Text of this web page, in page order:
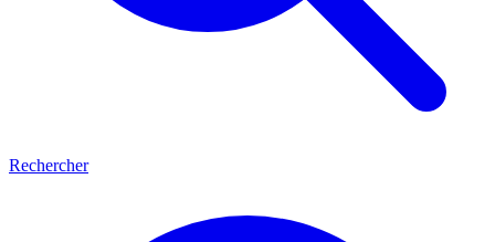
Rechercher